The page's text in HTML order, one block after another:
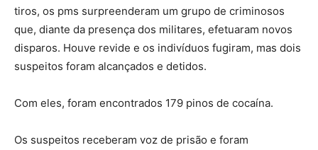
tiros, os pms surpreenderam um grupo de criminosos
que, diante da presença dos militares, efetuaram novos
disparos. Houve revide e os indivíduos fugiram, mas dois
suspeitos foram alcançados e detidos.
Com eles, foram encontrados 179 pinos de cocaína.
Os suspeitos receberam voz de prisão e foram